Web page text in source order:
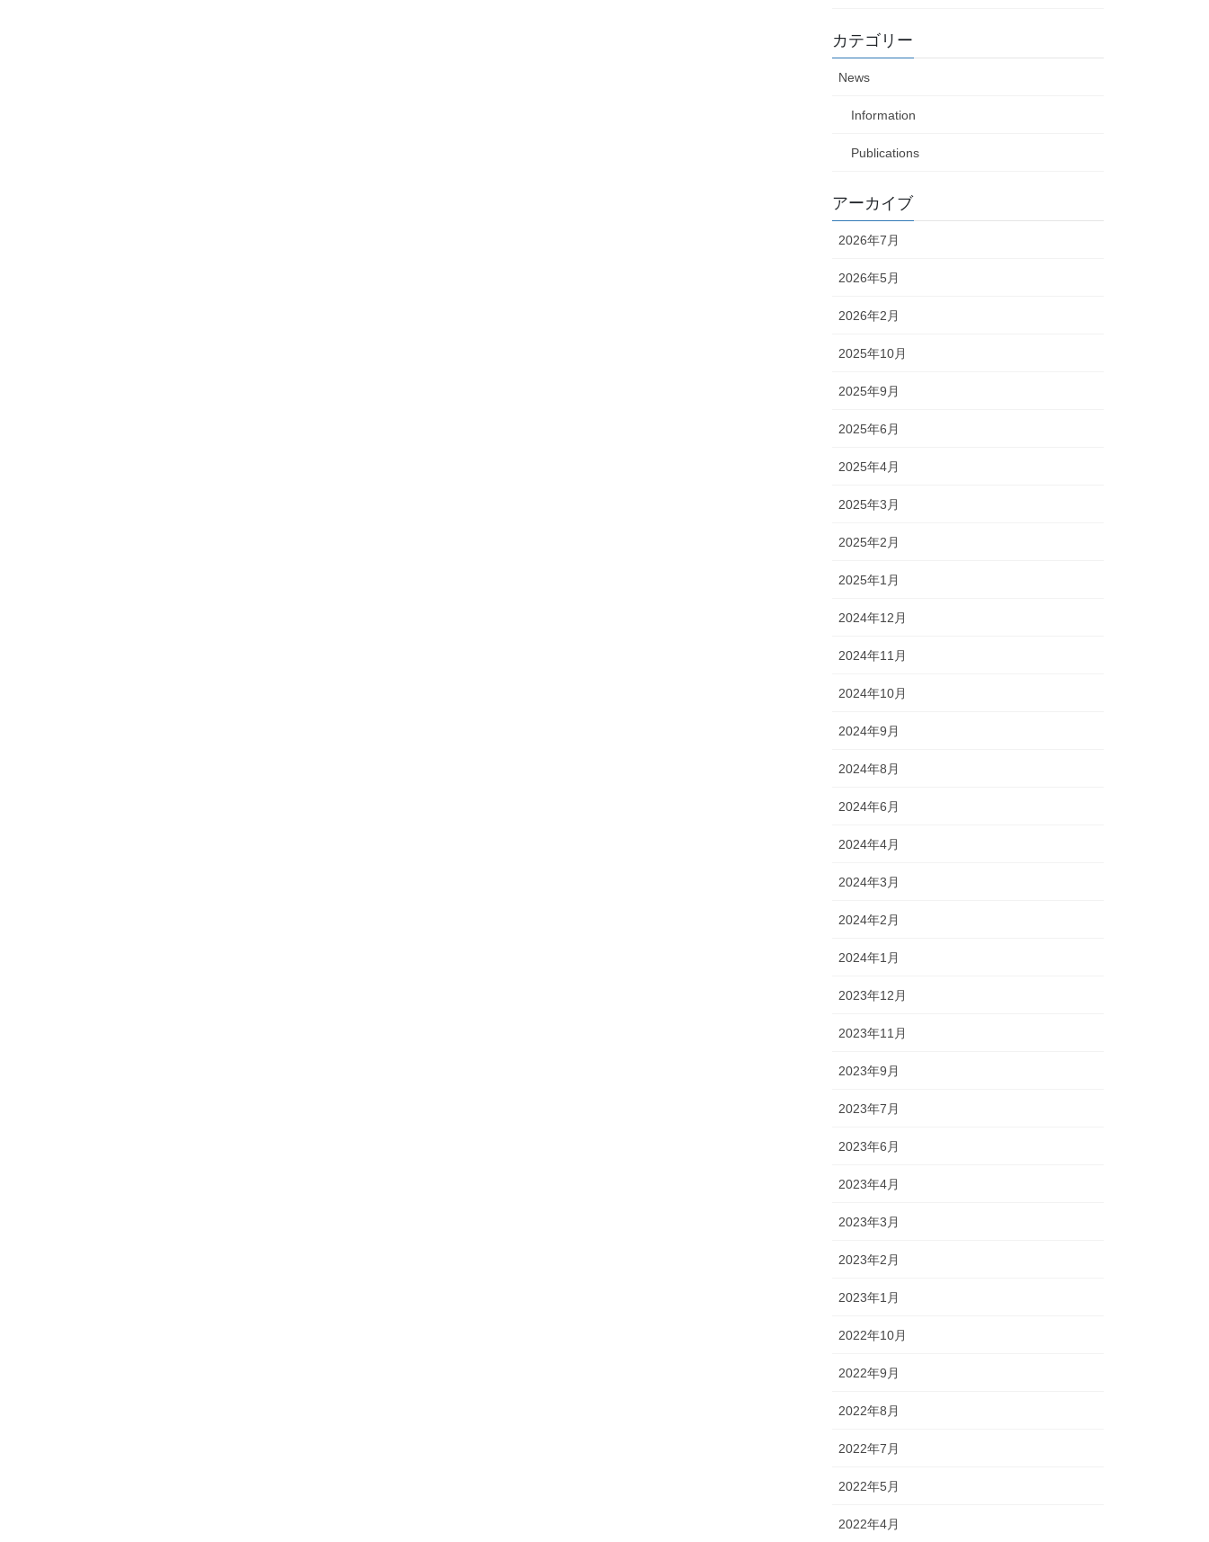
カテゴリー
News
Information
Publications
アーカイブ
2026年7月
2026年5月
2026年2月
2025年10月
2025年9月
2025年6月
2025年4月
2025年3月
2025年2月
2025年1月
2024年12月
2024年11月
2024年10月
2024年9月
2024年8月
2024年6月
2024年4月
2024年3月
2024年2月
2024年1月
2023年12月
2023年11月
2023年9月
2023年7月
2023年6月
2023年4月
2023年3月
2023年2月
2023年1月
2022年10月
2022年9月
2022年8月
2022年7月
2022年5月
2022年4月